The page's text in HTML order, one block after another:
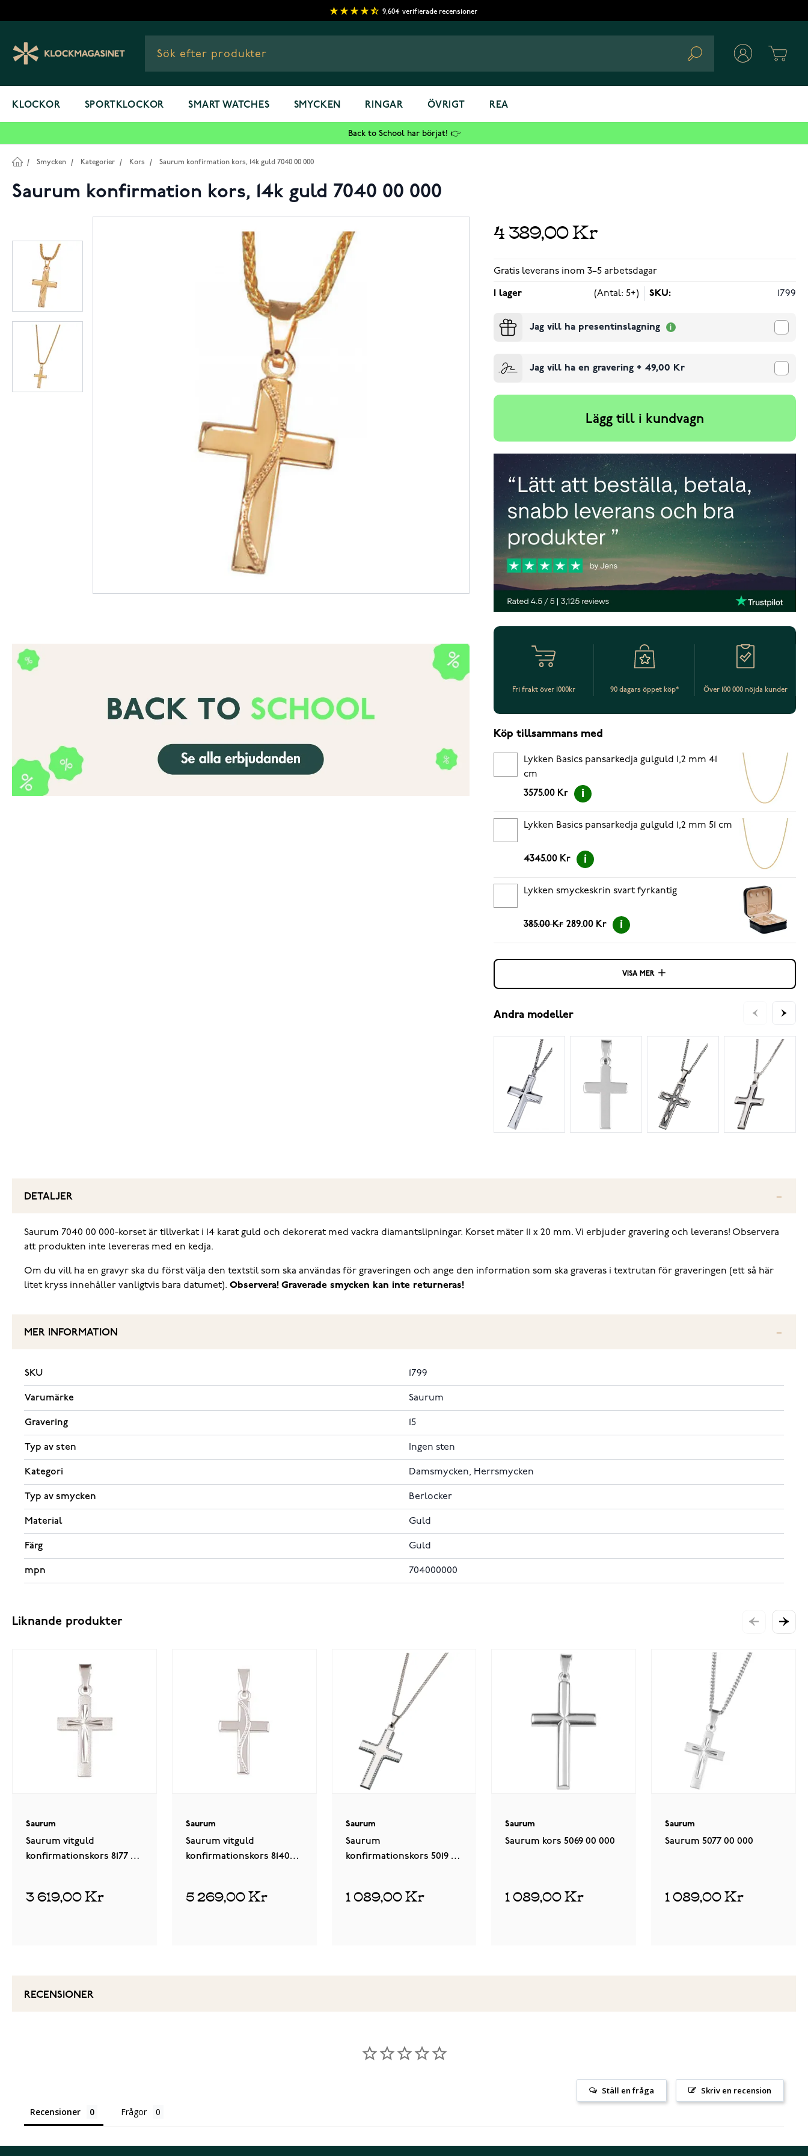
9,604 verifierade recensioner
Search
KLOCKOR SPORTKLOCKOR SMART WATCHES SMYCKEN RINGAR ÖVRIGT REA
Back to School har börjat! 👉
/ Smycken / Kategorier / Kors / Saurum konfirmation kors, 14k guld 7040 00 000
Saurum konfirmation kors, 14k guld 7040 00 000
4 389,00 Kr
Gratis leverans inom 3–5 arbetsdagar
I lager (Antal: 5+) SKU: 1799
Jag vill ha presentinslagning
Jag vill ha en gravering+ 49,00 Kr
Lägg till i kundvagn
Fri frakt över 1000kr 90 dagars öppet köp* Över 100 000 nöjda kunder
Köp tillsammans med
Lykken Basics pansarkedja gulguld 1,2 mm 41
cm
3575.00 Kr
Lykken Basics pansarkedja gulguld 1,2 mm 51 cm
4345.00 Kr
Lykken smyckeskrin svart fyrkantig
385.00 Kr 289.00 Kr
VISA MER
Andra modeller
DETALJER
Saurum 7040 00 000-korset är tillverkat i 14 karat guld och dekorerat med vackra diamantslipningar. Korset mäter 11 x 20 mm. Vi erbjuder gravering och leverans! Observera
att produkten inte levereras med en kedja.
Om du vill ha en gravyr ska du först välja den textstil som ska användas för graveringen och ange den information som ska graveras i textrutan för graveringen (ett så här
litet kryss innehåller vanligtvis bara datumet). Observera! Graverade smycken kan inte returneras!
MER INFORMATION
SKU 1799
Varumärke Saurum
Gravering 15
Typ av sten Ingen sten
Kategori Damsmycken, Herrsmycken
Typ av smycken Berlocker
Material Guld
Färg Guld
mpn 704000000
Liknande produkter
Saurum
Saurum vitguld
konfirmationskors 8177 00
3 619,00 Kr
Saurum
Saurum vitguld
konfirmationskors 8140
5 269,00 Kr
Saurum
Saurum
konfirmationskors 5019 00
1 089,00 Kr
Saurum
Saurum kors 5069 00 000
1 089,00 Kr
Saurum
Saurum 5077 00 000
1 089,00 Kr
RECENSIONER
Skriv en recension
Ställ en fråga
Recensioner Frågor